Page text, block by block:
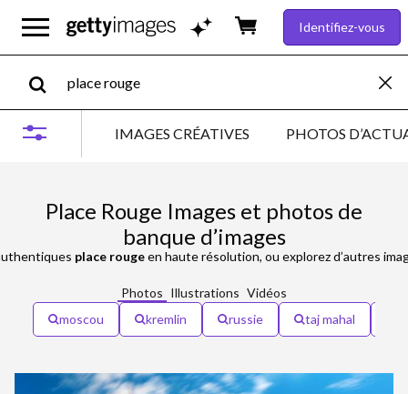
Identifiez-vous
IMAGES CRÉATIVES PHOTOS
Place Rouge Images et photos de
banque d’images
place rougeen haute résolution, ou explorez d’autres
Photos Illustrations Vidéos
moscou
kremlin russie taj mahal